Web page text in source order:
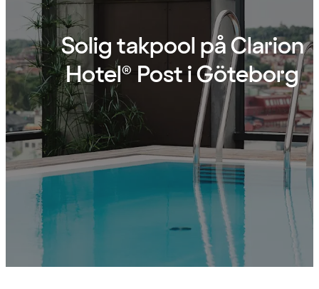
Solig takpool på Clarion
Hotel® Post i Göteborg